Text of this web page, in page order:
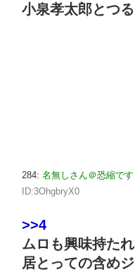
小泉孝太郎とつ
284: 名無しさん＠恐縮です
ID:3OhgbryX0
>>4
ムロも興味持た
居とっての含め